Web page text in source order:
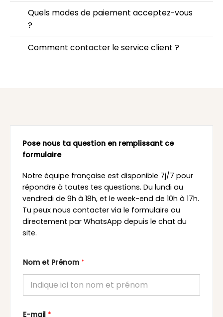
Quels modes de paiement acceptez-vous
?
Comment contacter le service client ?
Pose nous ta question en remplissant ce
formulaire
Notre équipe française est disponible 7j/7 pour
répondre à toutes tes questions. Du lundi au
vendredi de 9h à 18h, et le week-end de 10h à 17h.
Tu peux nous contacter via le formulaire ou
directement par WhatsApp depuis le chat du
site.
Nom et Prénom *
E-mail *